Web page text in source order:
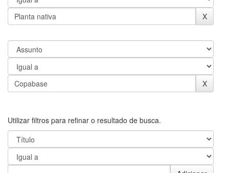
Utilizar filtros para refinar o resultado de busca.